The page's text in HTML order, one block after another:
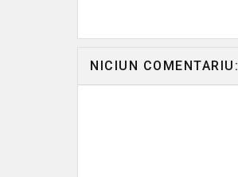
NICIUN COMENTARIU: